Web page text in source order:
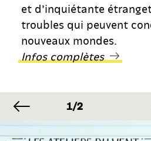
et d’inquiétante
troubles qui peuvent
nouveaux mondes.
Infos complètes
image précédente
IMAGE
1/2
IMAGE
1/2 1/